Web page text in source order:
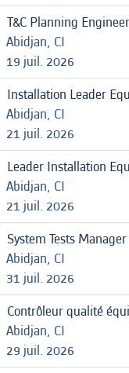
T&C Planning Engineer
Abidjan, CI
19 juil. 2026
Installation Leader
Abidjan, CI
21 juil. 2026
Leader Installation
Abidjan, CI
21 juil. 2026
System Tests Manager
Abidjan, CI
31 juil. 2026
Contrôleur qualité
Abidjan, CI
29 juil. 2026